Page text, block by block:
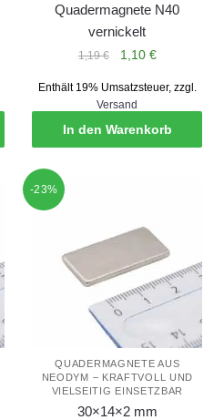
Quadermagnete N40
vernickelt
1,19€
Ursprünglicher
war:
1,19 €
1,10 €Aktueller
ist:
1,10 €.
Enthält 19% Umsatzsteuer, zzgl.
Versand
In den Warenkorb
-23%
QUADERMAGNETE AUS
NEODYM – KRAFTVOLL UND
VIELSEITIG EINSETZBAR
30×14×2 mm